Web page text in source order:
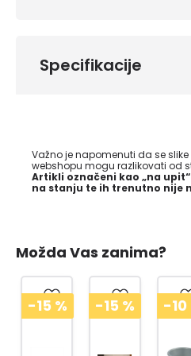
Specifikacije
Važno je napomenuti da se
webshopu mogu razlikovati od
Artikli označeni kao „na
na stanju te ih trenutno nije
Možda Vas zanima?
-15% -15% -10